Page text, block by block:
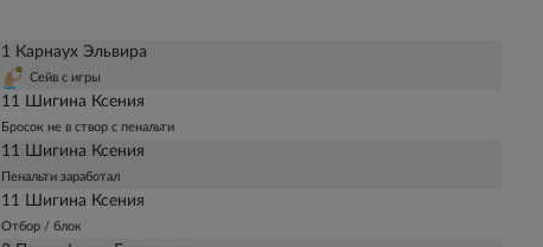
1 Карнаух Эльвира
Сейв с игры
11 Шигина Ксения
Бросок не в створ с пенальти
11 Шигина Ксения
Пенальти заработал
11 Шигина Ксения
Отбор / блок